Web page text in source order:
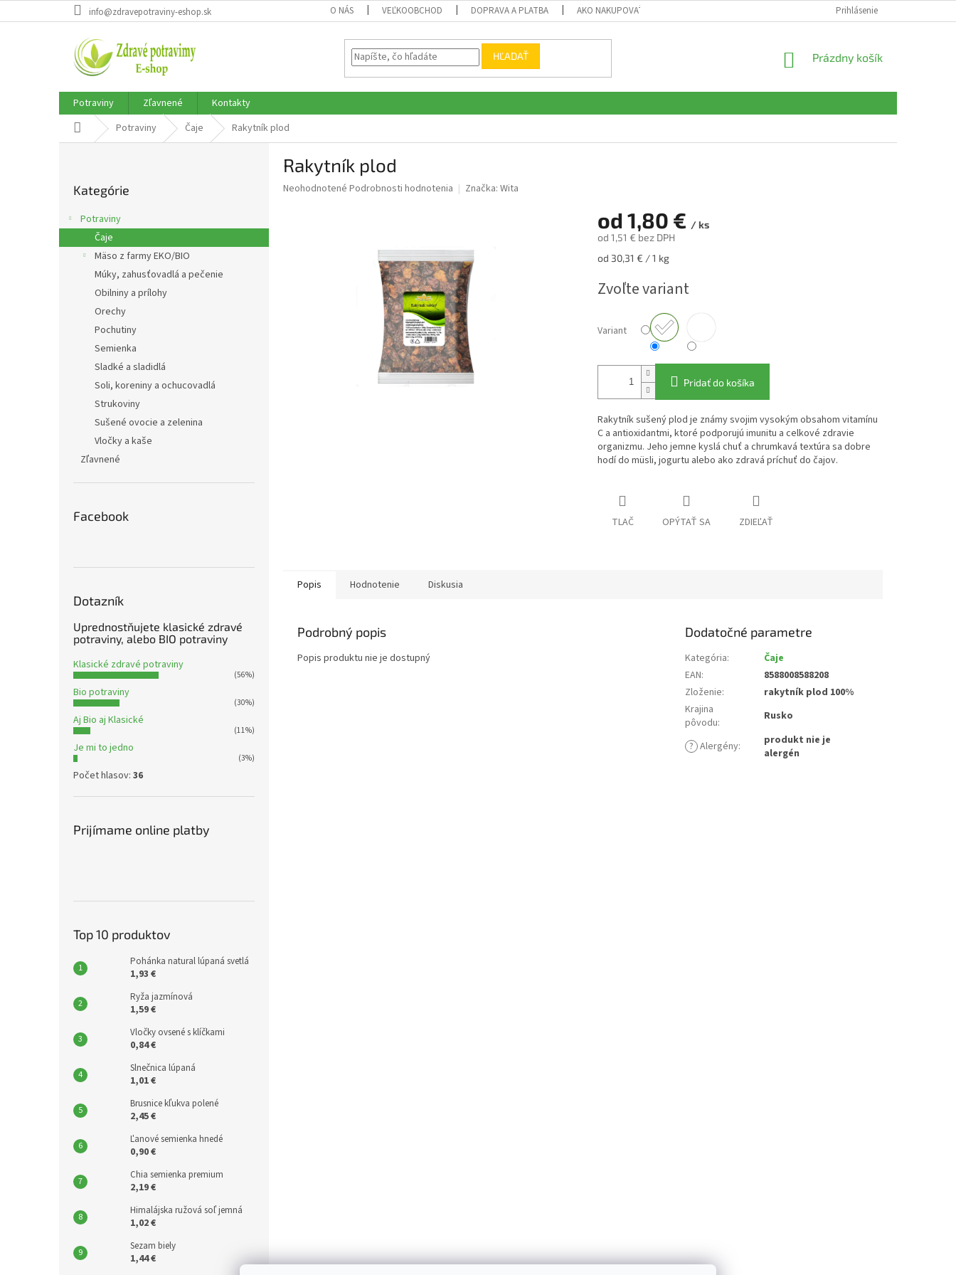
na
info@zdravepotraviny-eshop.sk O NÁS VEĽKOOBCHOD DOPRAVA A PLATBA AKO NAKUPOVAŤ PODMIENKY OCHRANY OSOBNÝCH
Prihlásenie
HĽADAŤ
NÁKUPNÝ
Prázdny košík
Potraviny Zľavnené
Kontakty
DomovPotraviny Čaje Rakytník plod
p
a
kategórie
Kategórie
Potraviny
Čaje
Mäso z farmy EKO/BIO
Múky, zahusťovadlá a pečenie
Obilniny a prílohy
Orechy
Pochutiny
Semienka
Sladké a sladidlá
Soli, koreniny a ochucovadlá
Strukoviny
Sušené ovocie a zelenina
Vločky a kaše
Zľavnené
Facebook
Dotazník
Uprednostňujete klasické zdravé
potraviny, alebo BIO potraviny
Klasické zdravé potraviny
(56%)
Bio potraviny
(30%)
Aj Bio aj Klasické
(11%)
Je mi to jedno
(3%)
Počet hlasov: 36
Prijímame online platby
Top 10 produktov
Pohánka natural lúpaná svetlá
1,93 €
Ryža jazmínová
1,59 €
Vločky ovsené s klíčkami
0,84 €
Slnečnica lúpaná
1,01 €
Brusnice kľukva polené
2,45 €
Ľanové semienka hnedé
0,90 €
Chia semienka premium
2,19 €
Himalájska ružová soľ jemná
1,02 €
Sezam biely
1,44 €
Rakytník plod
Priemerné
Neohodnotené Podrobnosti hodnotenia Značka: Wita
od 1,80 € / ks
od 1,51 € bez DPH
Jednotková
od 30,31 € / 1 kg
Zvoľte variant
Variant
Pridať do košíka
Rakytník sušený plod je známy svojim vysokým obsahom vitamínu
C a antioxidantmi, ktoré podporujú imunitu a celkové zdravie
organizmu. Jeho jemne kyslá chuť a chrumkavá textúra sa dobre
hodí do müsli, jogurtu alebo ako zdravá príchuť do čajov.
TLAČ OPÝTAŤ SA ZDIEĽAŤ
Popis Hodnotenie Diskusia
Podrobný popis
Popis produktu nie je dostupný
Dodatočné parametre
Kategória:
Čaje
EAN:
8588008588208
Zloženie:
rakytník plod 100%
Krajina
pôvodu: Rusko
? Alergény:
produkt nie je
alergén